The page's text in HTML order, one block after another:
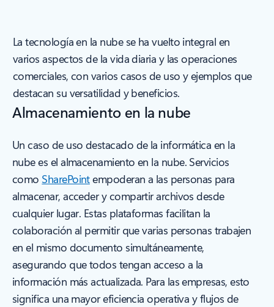
La tecnología en la nube se ha vuelto integral en
varios aspectos de la vida diaria y las operaciones
comerciales, con varios casos de uso y ejemplos que
destacan su versatilidad y beneficios.
Almacenamiento en la nube
Un caso de uso destacado de la informática en la
nube es el almacenamiento en la nube. Servicios
como SharePointempoderan a las personas para
almacenar, acceder y compartir archivos desde
cualquier lugar. Estas plataformas facilitan la
colaboración al permitir que varias personas trabajen
en el mismo documento simultáneamente,
asegurando que todos tengan acceso a la
información más actualizada. Para las empresas, esto
significa una mayor eficiencia operativa y flujos de